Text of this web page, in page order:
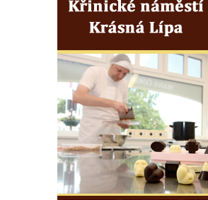
Budějovicích
Sousoší Kalvárie před klášterem
Českých Budějovicích
Socha svatého Václava u pramene v
Semilech
Pamětní deska Tomáše Garrigue Masaryka
na radnici v Českých Budějovicích
Pamětní deska na biskupské rezidenci v
Českých Budějovicích